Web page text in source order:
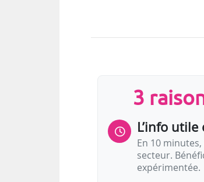
« RDx offrira aux
fournir les données
seront rapidement et
3
L’info
En 10
secteur.
expérimentée.